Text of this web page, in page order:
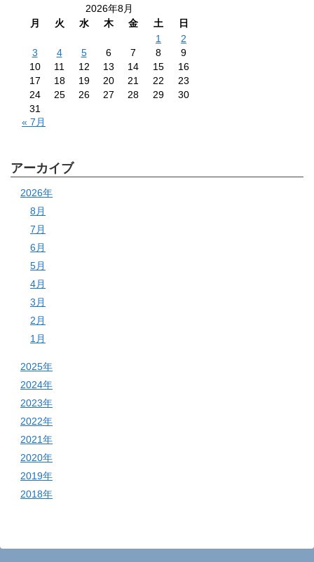
2026年8月
月
火 水 木 金 土
日
1
2
3
4 5 6 7 8
9
10
11 12 13 14 15
16
17
18 19 20 21 22
23
24
25 26 27 28 29
30
31
« 7月
アーカイブ
2026年
8月
7月
6月
5月
4月
3月
2月
1月
2025年
2024年
2023年
2022年
2021年
2020年
2019年
2018年